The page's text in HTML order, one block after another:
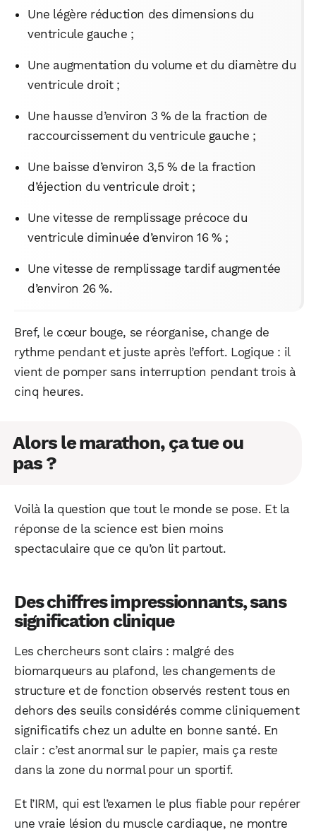
Une légère réduction des dimensions du
ventricule gauche ;
Une augmentation du volume et du diamètre du
ventricule droit ;
Une hausse d’environ 3 % de la fraction de
raccourcissement du ventricule gauche ;
Une baisse d’environ 3,5 % de la fraction
d’éjection du ventricule droit ;
Une vitesse de remplissage précoce du
ventricule diminuée d’environ 16 % ;
Une vitesse de remplissage tardif augmentée
d’environ 26 %.
Bref, le cœur bouge, se réorganise, change de
rythme pendant et juste après l’effort. Logique : il
vient de pomper sans interruption pendant trois à
cinq heures.
Alors le marathon, ça tue ou
pas ?
Voilà la question que tout le monde se pose. Et la
réponse de la science est bien moins
spectaculaire que ce qu’on lit partout.
Des chiffres impressionnants, sans
signification clinique
Les chercheurs sont clairs : malgré des
biomarqueurs au plafond, les changements de
structure et de fonction observés restent tous en
dehors des seuils considérés comme cliniquement
significatifs chez un adulte en bonne santé. En
clair : c’est anormal sur le papier, mais ça reste
dans la zone du normal pour un sportif.
Et l’IRM, qui est l’examen le plus fiable pour repérer
une vraie lésion du muscle cardiaque, ne montre
WhatsApp Telegram
X